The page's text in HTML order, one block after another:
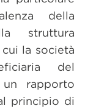
della
struttura
la società
del
rapporto
principio di